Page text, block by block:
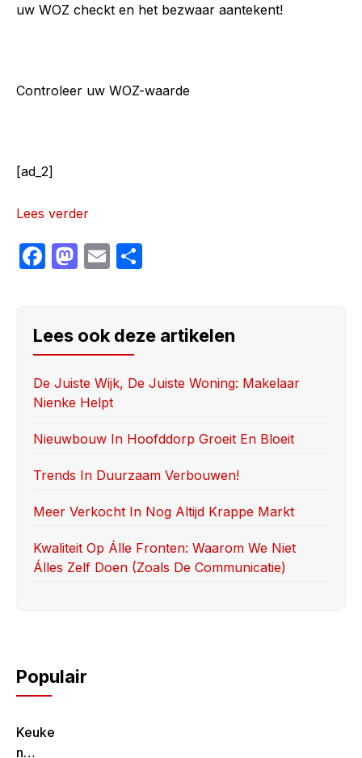
uw WOZ checkt en het bezwaar aantekent!
Controleer uw WOZ-waarde
[ad_2]
Lees verder
F
e
b
o
o
k
M
o
d
o
n
E
e
Lees ook deze artikelen
De Juiste Wijk, De Juiste Woning: Makelaar
Nienke Helpt
Nieuwbouw In Hoofddorp Groeit En Bloeit
Trends In Duurzaam Verbouwen!
Meer Verkocht In Nog Altijd Krappe Markt
Kwaliteit Op Álle Fronten: Waarom We Niet
Álles Zelf Doen (zoals De Communicatie)
Populair
Keuke
N